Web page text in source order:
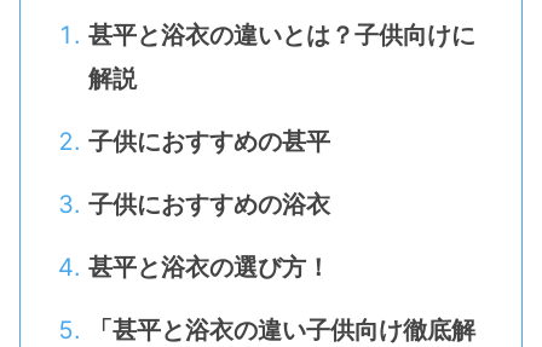
甚平と浴衣の違いとは？子供向けに
解説
子供におすすめの甚平
子供におすすめの浴衣
甚平と浴衣の選び方！
「甚平と浴衣の違い子供向け徹底解